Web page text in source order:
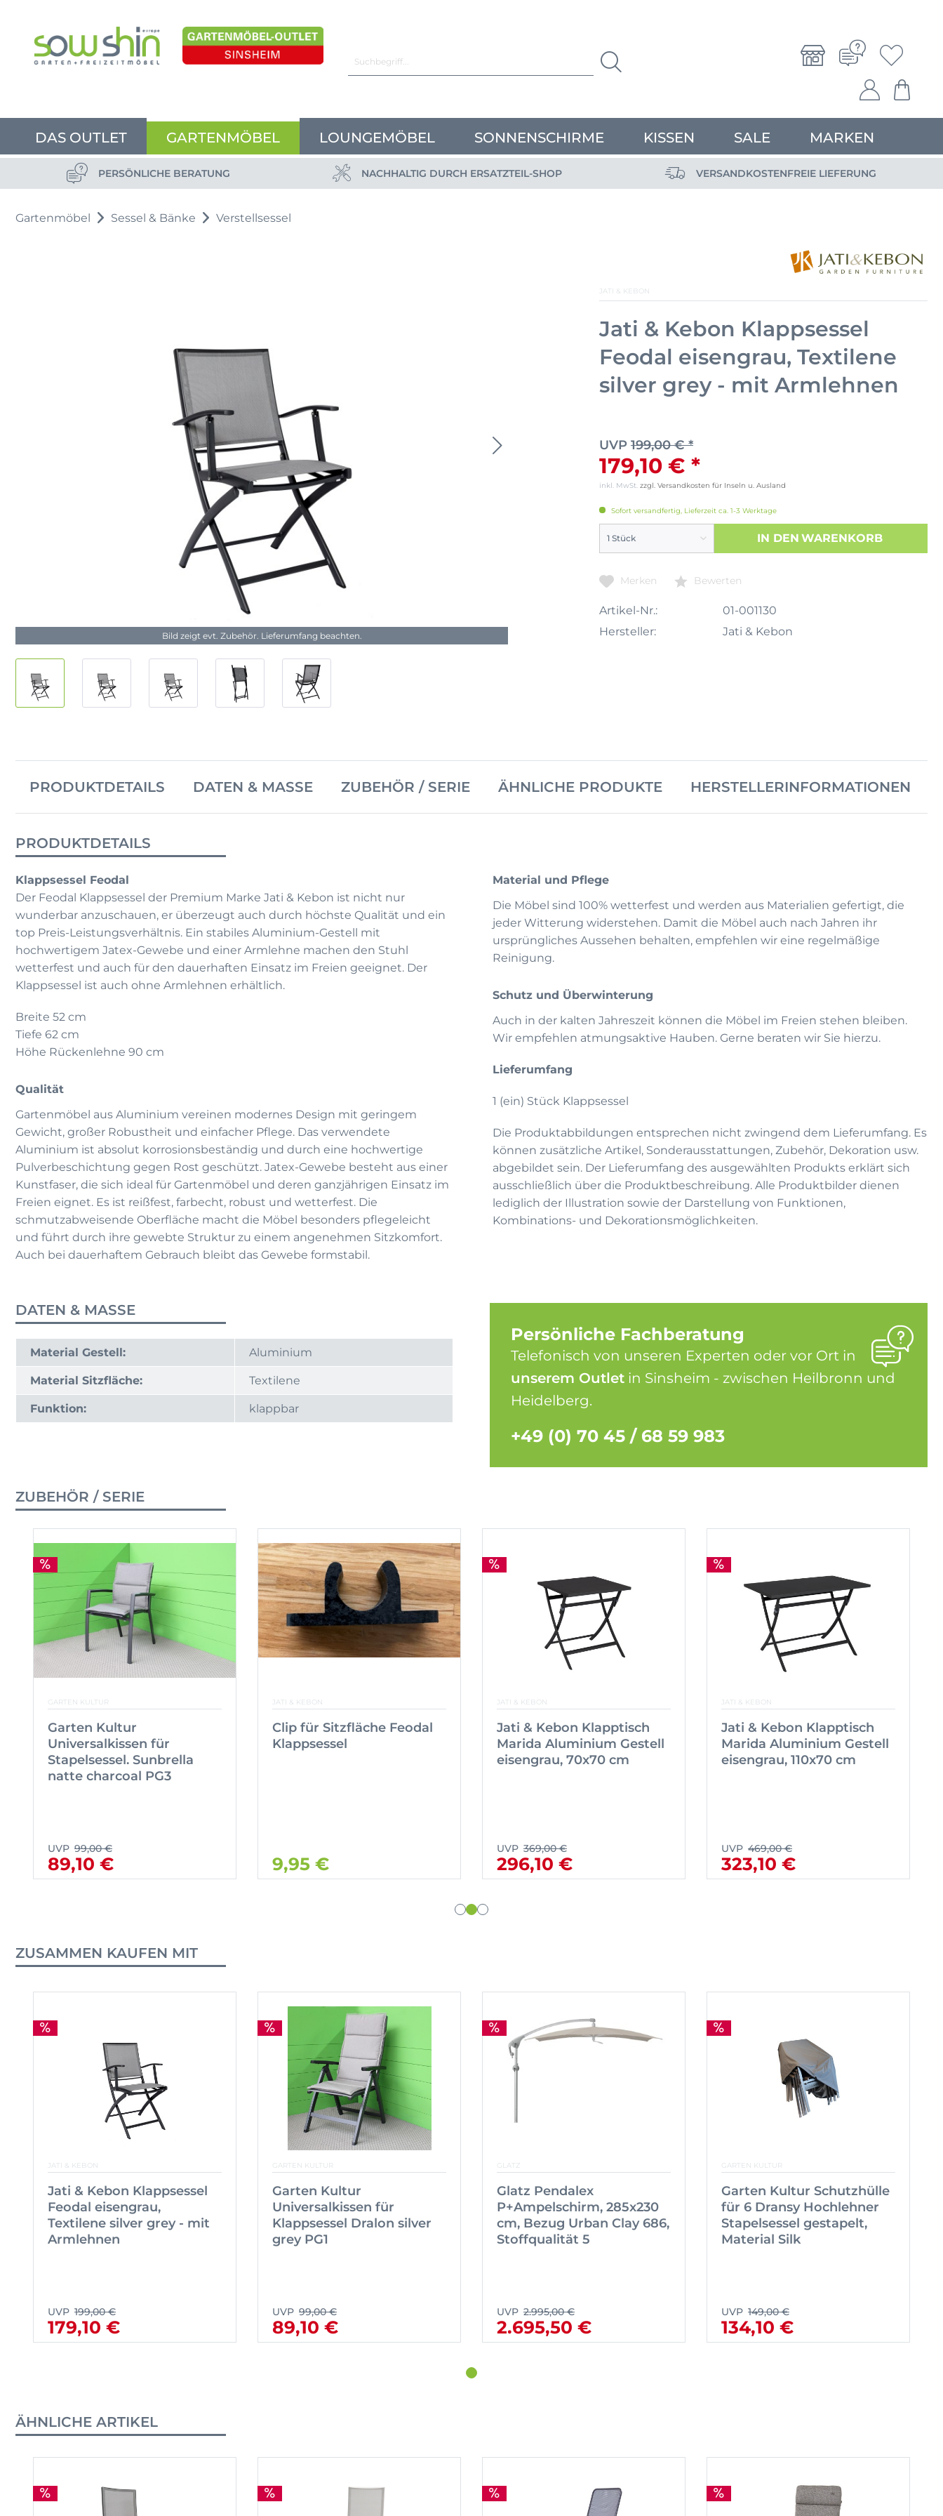
DAS OUTLET GARTENMÖBEL LOUNGEMÖBEL SONNENSCHIRME KISSEN SALE MARKEN
PERSÖNLICHE BERATUNG NACHHALTIG DURCH ERSATZTEIL-SHOP VERSANDKOSTENFREIE LIEFERUNG
Gartenmöbel Sessel & Bänke Verstellsessel
Bild zeigt evt. Zubehör. Lieferumfang beachten.
JATI & KEBON
Jati & Kebon Klappsessel
Feodal eisengrau, Textilene
silver grey - mit Armlehnen
UVP 199,00 € *
179,10 € *
inkl. MwSt. zzgl. Versandkosten für Inseln u. Ausland
Sofort versandfertig, Lieferzeit ca. 1-3 Werktage
IN DEN WARENKORB
Merken Bewerten
Artikel-Nr.:
01-001130
Hersteller:
Jati & Kebon
PRODUKTDETAILS DATEN & MASSE ZUBEHÖR / SERIE ÄHNLICHE PRODUKTE HERSTELLERINFORMATIONEN
PRODUKTDETAILS
Klappsessel Feodal
Der Feodal Klappsessel der Premium Marke Jati & Kebon ist nicht nur
wunderbar anzuschauen, er überzeugt auch durch höchste Qualität und ein
top Preis-Leistungsverhältnis. Ein stabiles Aluminium-Gestell mit
hochwertigem Jatex-Gewebe und einer Armlehne machen den Stuhl
wetterfest und auch für den dauerhaften Einsatz im Freien geeignet. Der
Klappsessel ist auch ohne Armlehnen erhältlich.
Breite 52 cm
Tiefe 62 cm
Höhe Rückenlehne 90 cm
Qualität
Gartenmöbel aus Aluminium vereinen modernes Design mit geringem
Gewicht, großer Robustheit und einfacher Pflege. Das verwendete
Aluminium ist absolut korrosionsbeständig und durch eine hochwertige
Pulverbeschichtung gegen Rost geschützt. Jatex-Gewebe besteht aus einer
Kunstfaser, die sich ideal für Gartenmöbel und deren ganzjährigen Einsatz im
Freien eignet. Es ist reißfest, farbecht, robust und wetterfest. Die
schmutzabweisende Oberfläche macht die Möbel besonders pflegeleicht
und führt durch ihre gewebte Struktur zu einem angenehmen Sitzkomfort.
Auch bei dauerhaftem Gebrauch bleibt das Gewebe formstabil.
Material und Pflege
Die Möbel sind 100% wetterfest und werden aus Materialien gefertigt, die
jeder Witterung widerstehen. Damit die Möbel auch nach Jahren ihr
ursprüngliches Aussehen behalten, empfehlen wir eine regelmäßige
Reinigung.
Schutz und Überwinterung
Auch in der kalten Jahreszeit können die Möbel im Freien stehen bleiben.
Wir empfehlen atmungsaktive Hauben. Gerne beraten wir Sie hierzu.
Lieferumfang
1 (ein) Stück Klappsessel
Die Produktabbildungen entsprechen nicht zwingend dem Lieferumfang. Es
können zusätzliche Artikel, Sonderausstattungen, Zubehör, Dekoration usw.
abgebildet sein. Der Lieferumfang des ausgewählten Produkts erklärt sich
ausschließlich über die Produktbeschreibung. Alle Produktbilder dienen
lediglich der Illustration sowie der Darstellung von Funktionen,
Kombinations- und Dekorationsmöglichkeiten.
DATEN & MASSE
Material Gestell: Aluminium
Material Sitzfläche: Textilene
Funktion: klappbar
Persönliche Fachberatung
Telefonisch von unseren Experten oder vor Ort in
unserem Outlet in Sinsheim - zwischen Heilbronn und
Heidelberg.
+49 (0) 70 45 / 68 59 983
ZUBEHÖR / SERIE
GARTEN KULTUR
Garten Kultur
Universalkissen für
Stapelsessel. Sunbrella
natte charcoal PG3
UVP 99,00 €
89,10 €
JATI & KEBON
Clip für Sitzfläche Feodal
Klappsessel
9,95 €
JATI & KEBON
Jati & Kebon Klapptisch
Marida Aluminium Gestell
eisengrau, 70x70 cm
UVP 369,00 €
296,10 €
JATI & KEBON
Jati & Kebon Klapptisch
Marida Aluminium Gestell
eisengrau, 110x70 cm
UVP 469,00 €
323,10 €
ZUSAMMEN KAUFEN MIT
JATI & KEBON
Jati & Kebon Klappsessel
Feodal eisengrau,
Textilene silver grey - mit
Armlehnen
UVP 199,00 €
179,10 €
GARTEN KULTUR
Garten Kultur
Universalkissen für
Klappsessel Dralon silver
grey PG1
UVP 99,00 €
89,10 €
GLATZ
Glatz Pendalex
P+Ampelschirm, 285x230
cm, Bezug Urban Clay 686,
Stoffqualität 5
UVP 2.995,00 €
2.695,50 €
GARTEN KULTUR
Garten Kultur Schutzhülle
für 6 Dransy Hochlehner
Stapelsessel gestapelt,
Material Silk
UVP 149,00 €
134,10 €
ÄHNLICHE ARTIKEL